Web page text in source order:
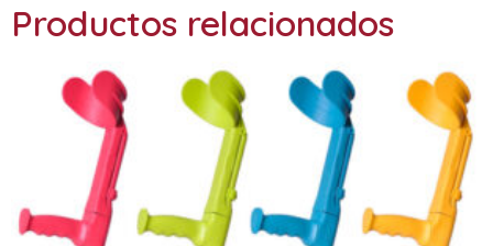
Productos relacionados